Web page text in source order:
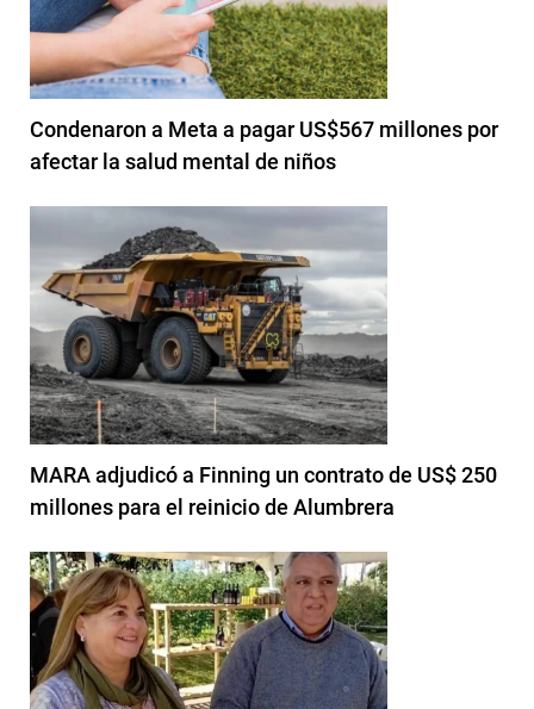
Condenaron a Meta a pagar US$567 millones por
afectar la salud mental de niños
MARA adjudicó a Finning un contrato de US$ 250
millones para el reinicio de Alumbrera